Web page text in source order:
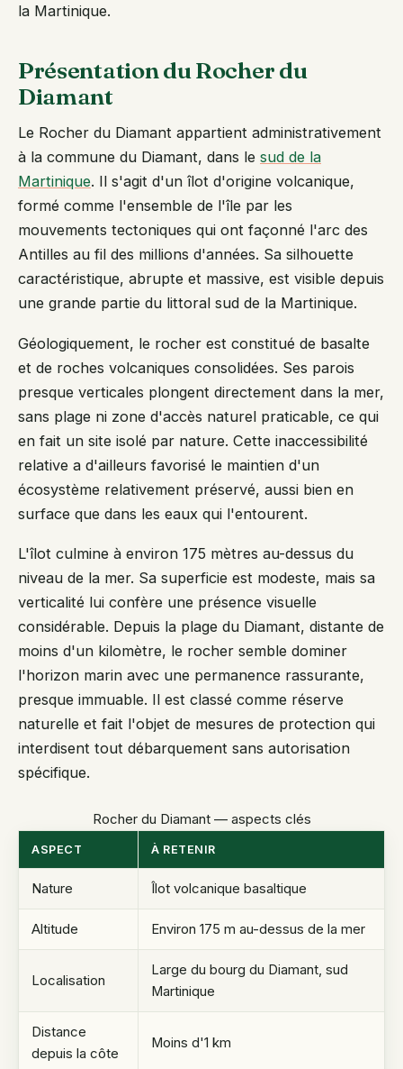
la Martinique.
Présentation du Rocher du
Diamant
Le Rocher du Diamant appartient administrativement
à la commune du Diamant, dans le sud de la
Martinique. Il s'agit d'un îlot d'origine volcanique,
formé comme l'ensemble de l'île par les
mouvements tectoniques qui ont façonné l'arc des
Antilles au fil des millions d'années. Sa silhouette
caractéristique, abrupte et massive, est visible depuis
une grande partie du littoral sud de la Martinique.
Géologiquement, le rocher est constitué de basalte
et de roches volcaniques consolidées. Ses parois
presque verticales plongent directement dans la mer,
sans plage ni zone d'accès naturel praticable, ce qui
en fait un site isolé par nature. Cette inaccessibilité
relative a d'ailleurs favorisé le maintien d'un
écosystème relativement préservé, aussi bien en
surface que dans les eaux qui l'entourent.
L'îlot culmine à environ 175 mètres au-dessus du
niveau de la mer. Sa superficie est modeste, mais sa
verticalité lui confère une présence visuelle
considérable. Depuis la plage du Diamant, distante de
moins d'un kilomètre, le rocher semble dominer
l'horizon marin avec une permanence rassurante,
presque immuable. Il est classé comme réserve
naturelle et fait l'objet de mesures de protection qui
interdisent tout débarquement sans autorisation
spécifique.
Rocher du Diamant — aspects clés
ASPECT À RETENIR
Nature Îlot volcanique basaltique
Altitude Environ 175 m au-dessus de la mer
Localisation
Large du bourg du Diamant, sud
Martinique
Distance
depuis la côte
Moins d'1 km